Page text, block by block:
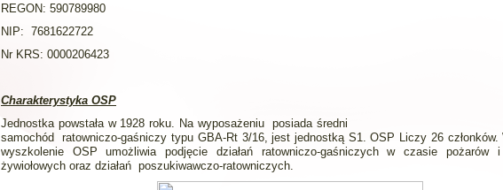
REGON: 590789980
NIP: 7681622722
Nr KRS: 0000206423
Charakterystyka OSP
Jednostka powstała w 1928 roku. Na wyposażeniu posiada średni
samochód ratowniczo-gaśniczy typu GBA-Rt 3/16, jest jednostką S1. OSP Liczy 26 członków.
wyszkolenie OSP umożliwia podjęcie działań ratowniczo-gaśniczych w czasie pożarów
żywiołowych oraz działań poszukiwawczo-ratowniczych.